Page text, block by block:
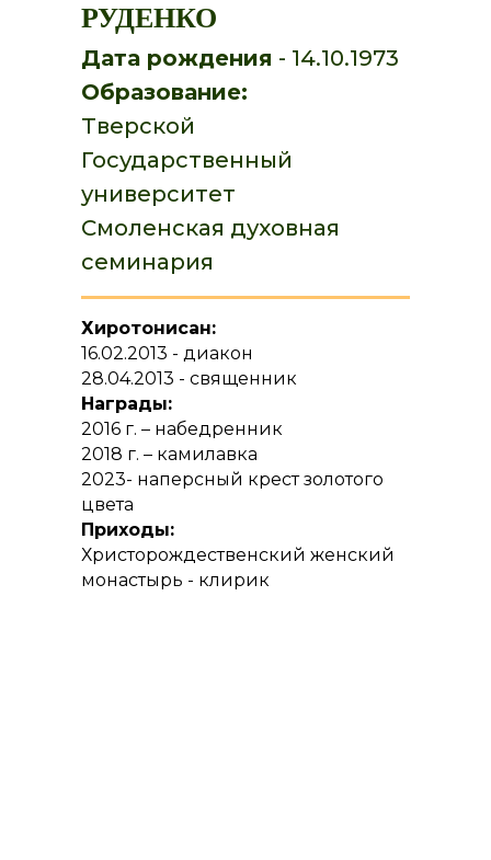
РУДЕНКО
Дата рождения - 14.10.1973
Образование:
Тверской
Государственный
университет
Смоленская духовная
семинария
Хиротонисан:
16.02.2013 - диакон
28.04.2013 - священник
Награды:
2016 г. – набедренник
2018 г. – камилавка
2023- наперсный крест золотого
цвета
Приходы:
Христорождественский женский
монастырь - клирик